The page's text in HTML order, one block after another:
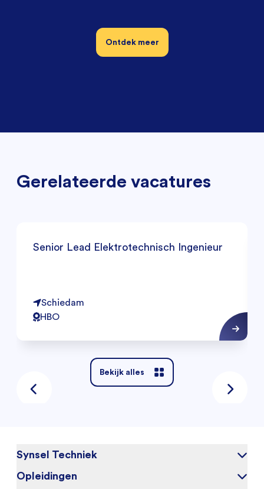
Ontdek meer
Gerelateerde vacatures
Senior Lead Elektrotechnisch Ingenieur
Schiedam
HBO
Bekijk alles
Synsel Techniek
Over ons
Opleidingen